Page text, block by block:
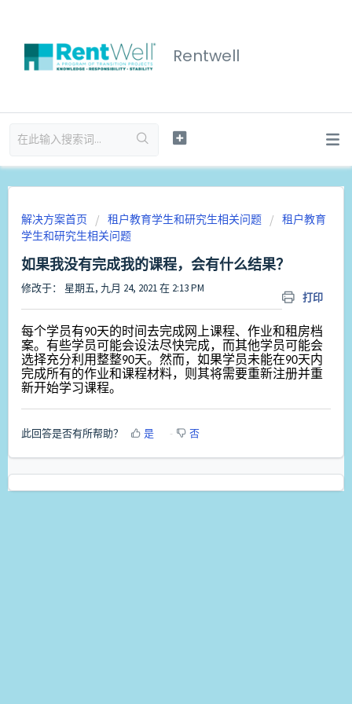
Rentwell
解决方案首页 租户教育学生和研究生相关问题
租户教育
学生和研究生相关问题
如果我没有完成我的课程，会有什么结果？
打印
修改于： 星期五, 九月 24, 2021 在 2:13 PM
每个学员有90天的时间去完成网上课程、作业和租房档
案。有些学员可能会设法尽快完成，而其他学员可能会
选择充分利用整整90天。然而，如果学员未能在90天内
完成所有的作业和课程材料，则其将需要重新注册并重
新开始学习课程。
此回答是否有所帮助？ 是 否